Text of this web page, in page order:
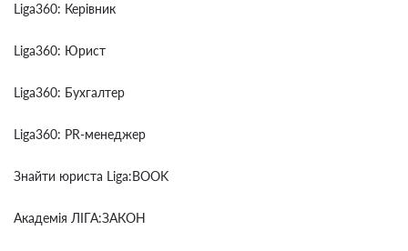
Liga360: Керівник
Liga360: Юрист
Liga360: Бухгалтер
Liga360: PR-менеджер
Знайти юриста Liga:BOOK
Академія ЛІГА:ЗАКОН